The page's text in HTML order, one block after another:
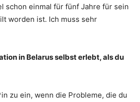
schon einmal für fünf Jahre für sein
worden ist. Ich muss sehr
in Belarus selbst erlebt, als du
zu ein, wenn die Probleme, die du